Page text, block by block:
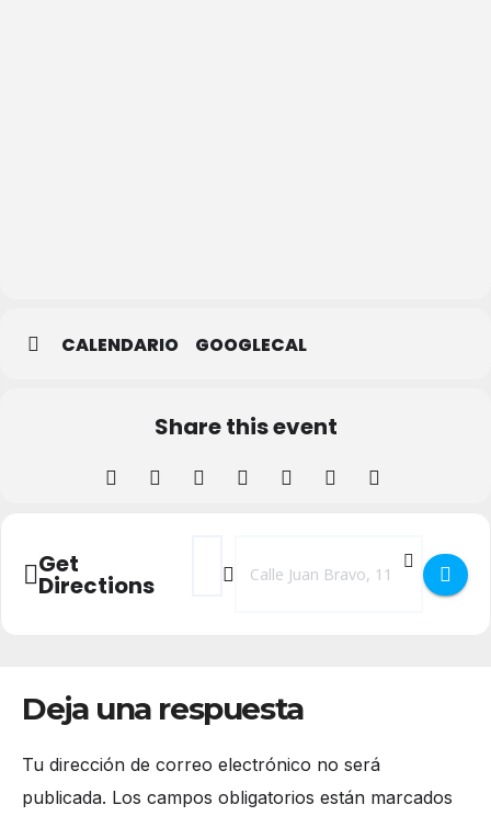
CALENDARIO GOOGLECAL
Share this event
Get
Directions
Address - Presentación de 'El amor y la
Destination Address -
Deja una respuesta
Tu dirección de correo electrónico no será
publicada. Los campos obligatorios están marcados